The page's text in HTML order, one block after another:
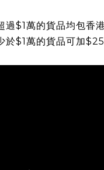
過$1萬的貨品均包香
於$1萬的貨品可加